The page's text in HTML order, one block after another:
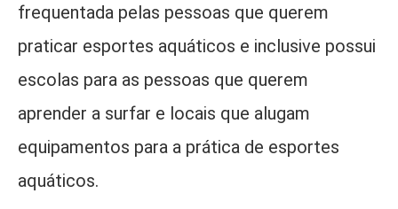
frequentada pelas pessoas que querem
praticar esportes aquáticos e inclusive possui
escolas para as pessoas que querem
aprender a surfar e locais que alugam
equipamentos para a prática de esportes
aquáticos.